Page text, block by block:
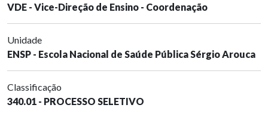
VDE - Vice-Direção de Ensino - Coordenação
Unidade
ENSP - Escola Nacional de Saúde Pública Sérgio Arouca
Classificação
340.01 - PROCESSO SELETIVO